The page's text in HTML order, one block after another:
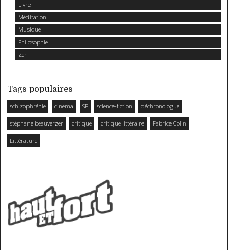
Livre
Méditation
Musique
Philosophie
Zen
Tags populaires
schizophrénie cinema SF science-fiction déchronologue
stéphane beauverger critique critique littéraire Fabrice Colin
Littérature